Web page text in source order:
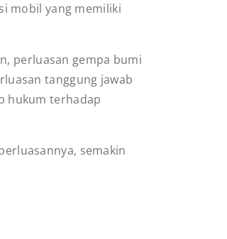
mobil yang memiliki
perluasan gempa bumi
tanggung jawab
hukum terhadap
semakin